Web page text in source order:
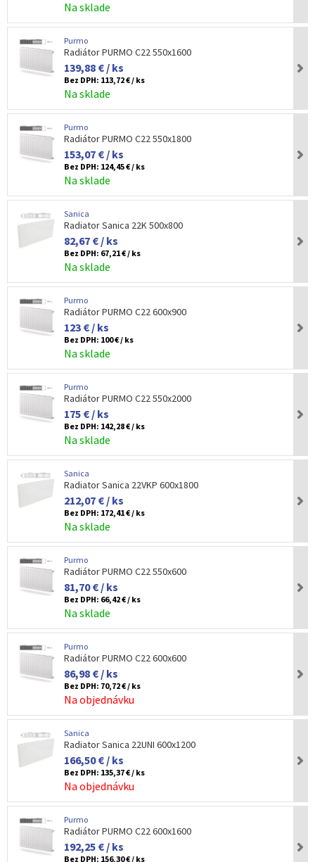
Na sklade
Purmo
Radiátor PURMO C22 550x1600
139,88 € / ks
Bez DPH: 113,72 € / ks
Na sklade
Purmo
Radiátor PURMO C22 550x1800
153,07 € / ks
Bez DPH: 124,45 € / ks
Na sklade
Sanica
Radiator Sanica 22K 500x800
82,67 € / ks
Bez DPH: 67,21 € / ks
Na sklade
Purmo
Radiátor PURMO C22 600x900
123 € / ks
Bez DPH: 100 € / ks
Na sklade
Purmo
Radiátor PURMO C22 550x2000
175 € / ks
Bez DPH: 142,28 € / ks
Na sklade
Sanica
Radiator Sanica 22VKP 600x1800
212,07 € / ks
Bez DPH: 172,41 € / ks
Na sklade
Purmo
Radiátor PURMO C22 550x600
81,70 € / ks
Bez DPH: 66,42 € / ks
Na sklade
Purmo
Radiátor PURMO C22 600x600
86,98 € / ks
Bez DPH: 70,72 € / ks
Na objednávku
Sanica
Radiator Sanica 22UNI 600x1200
166,50 € / ks
Bez DPH: 135,37 € / ks
Na objednávku
Purmo
Radiátor PURMO C22 600x1600
192,25 € / ks
Bez DPH: 156,30 € / ks